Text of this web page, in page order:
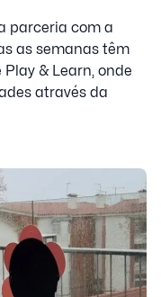
parceria com a
as semanas têm
& Learn, onde
através da